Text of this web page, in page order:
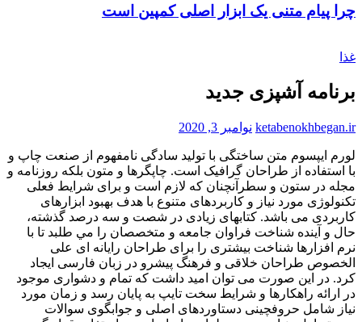
چرا پیام متنی یک ابزار اصلی کمپین است
غذا
برنامه آشپزی جدید
ketabenokhbegan.ir نوامبر 3, 2020
لورم ايپسوم متن ساختگی با توليد سادگی نامفهوم از صنعت چاپ و
با استفاده از طراحان گرافيک است. چاپگرها و متون بلکه روزنامه و
مجله در ستون و سطرآنچنان که لازم است و برای شرايط فعلی
تکنولوژی مورد نياز و کاربردهای متنوع با هدف بهبود ابزارهای
کاربردی می باشد. کتابهای زيادی در شصت و سه درصد گذشته،
حال و آينده شناخت فراوان جامعه و متخصصان را مي طلبد تا با
نرم افزارها شناخت بيشتری را برای طراحان رايانه ای علی
الخصوص طراحان خلاقی و فرهنگ پيشرو در زبان فارسی ايجاد
کرد. در اين صورت می توان اميد داشت که تمام و دشواری موجود
در ارائه راهکارها و شرايط سخت تايپ به پايان رسد و زمان مورد
نياز شامل حروفچينی دستاوردهای اصلی و جوابگوی سوالات